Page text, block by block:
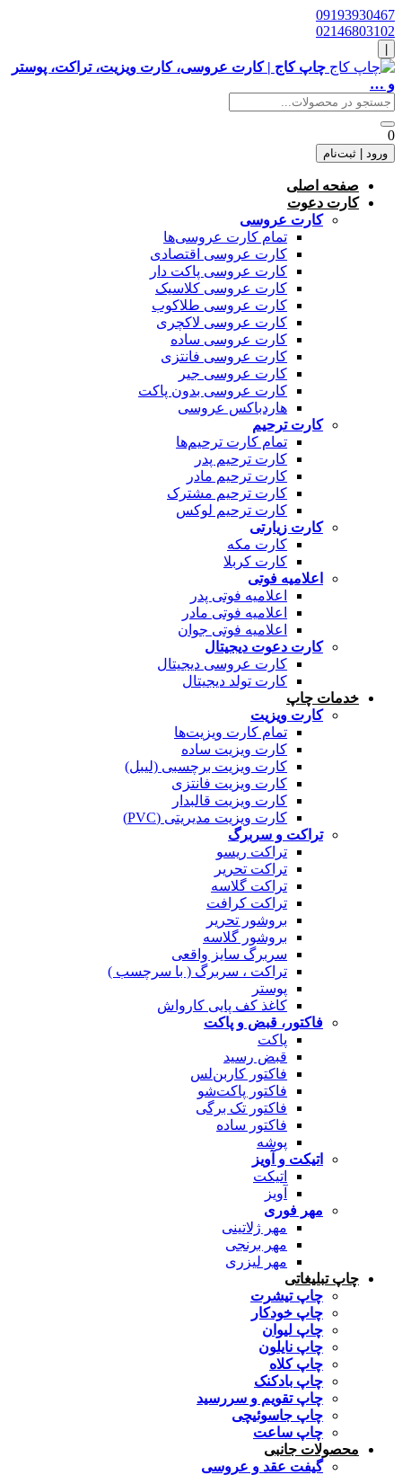
09193930467
02146803102
چاپ کاج | کارت عروسی، کارت ویزیت، تراکت، پوستر
و …
0
ورود | ثبت‌نام
صفحه اصلی
کارت دعوت
کارت عروسی
تمام کارت عروسی‌ها
کارت عروسی اقتصادی
کارت عروسی پاکت دار
کارت عروسی کلاسیک
کارت عروسی طلاکوب
کارت عروسی لاکچری
کارت عروسی ساده
کارت عروسی فانتزی
کارت عروسی جیر
کارت عروسی بدون پاکت
هاردباکس عروسی
کارت ترحیم
تمام کارت ترحیم‌ها
کارت ترحیم پدر
کارت ترحیم مادر
کارت ترحیم مشترک
کارت ترحیم لوکس
کارت زیارتی
کارت مکه
کارت کربلا
اعلامیه فوتی
اعلامیه فوتی پدر
اعلامیه فوتی مادر
اعلامیه فوتی جوان
کارت دعوت دیجیتال
کارت عروسی دیجیتال
کارت تولد دیجیتال
خدمات چاپ
کارت ویزیت
تمام کارت ویزیت‌ها
کارت ویزیت ساده
کارت ویزیت برچسبی (لیبل)
کارت ویزیت فانتزی
کارت ویزیت قالبدار
کارت ویزیت مدیریتی (PVC)
تراکت و سربرگ
تراکت ریسو
تراکت تحریر
تراکت گلاسه
تراکت کرافت
بروشور تحریر
بروشور گلاسه
سربرگ سایز واقعی
تراکت ، سربرگ ( با سرچسب )
پوستر
کاغذ کف پایی کارواش
فاکتور، قبض و پاکت
پاکت
قبض رسید
فاکتور کاربن‌لس
فاکتور پاکت‌شو
فاکتور تک برگی
فاکتور ساده
پوشه
اتیکت و آویز
اتیکت
آویز
مهر فوری
مهر ژلاتینی
مهر برنجی
مهر لیزری
چاپ تبلیغاتی
چاپ تیشرت
چاپ خودکار
چاپ لیوان
چاپ نایلون
چاپ کلاه
چاپ بادکنک
چاپ تقویم و سررسید
چاپ جاسوئیچی
چاپ ساعت
محصولات جانبی
گیفت عقد و عروسی